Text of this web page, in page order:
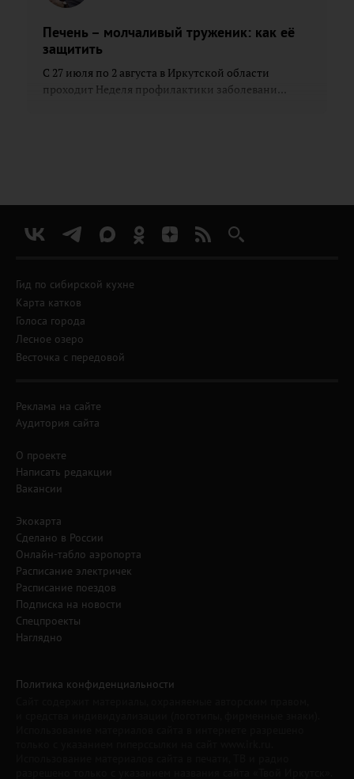
Печень – молчаливый труженик: как её
защитить
С 27 июля по 2 августа в Иркутской области
проходит Неделя профилактики заболевани...
Гид по сибирской кухне
Карта катков
Голоса города
Лесное озеро
Весточка с передовой
Реклама на сайте
Аудитория сайта
О проекте
Написать редакции
Вакансии
Экокарта
Сделано в России
Онлайн-табло аэропорта
Расписание электричек
Расписание поездов
Подписка на новости
Спецпроекты
Наглядно
Политика конфиденциальности